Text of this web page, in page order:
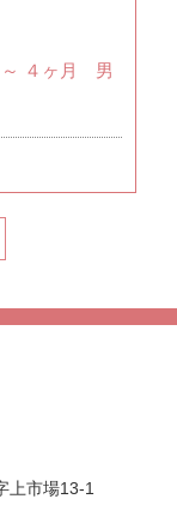
～ ４ヶ月 男
３ヶ月 男
５ヶ月 女
４ヶ月 女
市場13-1